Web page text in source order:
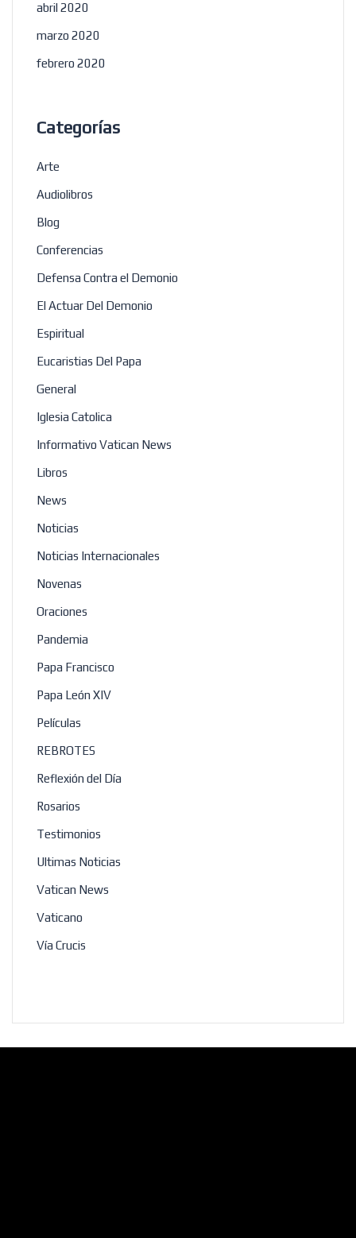
abril 2020
marzo 2020
febrero 2020
Categorías
Arte
Audiolibros
Blog
Conferencias
Defensa Contra el Demonio
El Actuar Del Demonio
Espiritual
Eucaristias Del Papa
General
Iglesia Catolica
Informativo Vatican News
Libros
News
Noticias
Noticias Internacionales
Novenas
Oraciones
Pandemia
Papa Francisco
Papa León XIV
Películas
REBROTES
Reflexión del Día
Rosarios
Testimonios
Ultimas Noticias
Vatican News
Vaticano
Vía Crucis